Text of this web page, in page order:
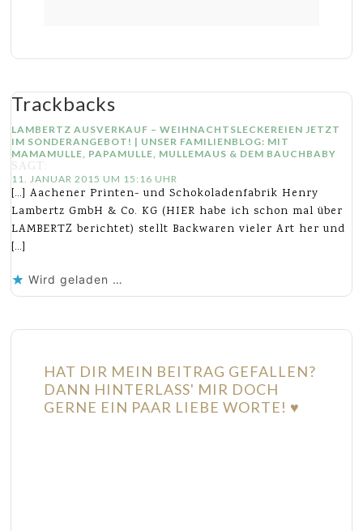
Trackbacks
LAMBERTZ AUSVERKAUF – WEIHNACHTSLECKEREIEN JETZT
IM SONDERANGEBOT! | UNSER FAMILIENBLOG: MIT
MAMAMULLE, PAPAMULLE, MULLEMAUS & DEM BAUCHBABY
SAGT:
11. JANUAR 2015 UM 15:16 UHR
[…] Aachener Printen- und Schokoladenfabrik Henry
Lambertz GmbH & Co. KG (HIER habe ich schon mal über
LAMBERTZ berichtet) stellt Backwaren vieler Art her und
[…]
Wird geladen …
HAT DIR MEIN BEITRAG GEFALLEN?
DANN HINTERLASS' MIR DOCH
GERNE EIN PAAR LIEBE WORTE! ♥